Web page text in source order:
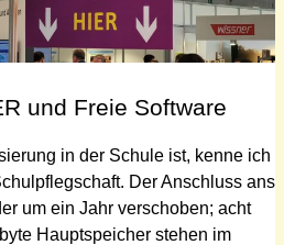
und Freie Software
in der Schule ist, kenne ich
Der Anschluss ans
um ein Jahr verschoben; acht
Hauptspeicher stehen im